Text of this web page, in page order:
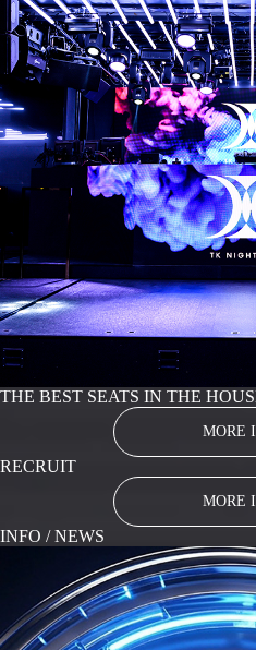
THE BEST SEATS IN THE
MORE
RECRUIT
MORE
INFO / NEWS